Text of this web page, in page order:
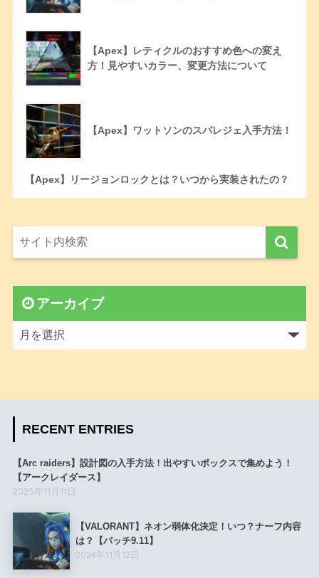
【Apex】レティクルのおすすめ色への変え
方！見やすいカラー、変更方法について
【Apex】ワットソンのスパレジェ入手方法！
【Apex】リージョンロックとは？いつから実装されたの？
アーカイブ
RECENT ENTRIES
【Arc raiders】設計図の入手方法！出やすいボックスで集めよう！
【アークレイダース】
2025年11月11日
【VALORANT】ネオン弱体化決定！いつ？ナーフ内容
は？【パッチ9.11】
2024年11月12日